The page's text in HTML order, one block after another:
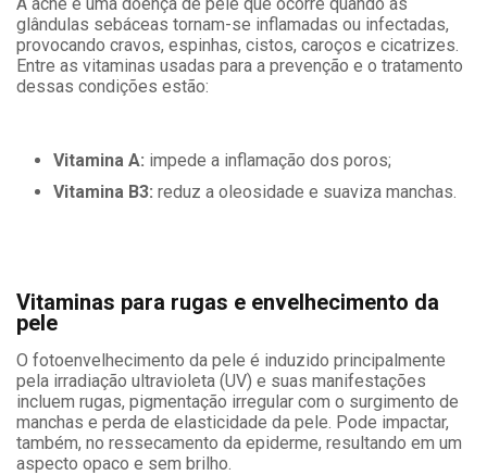
glândulas sebáceas tornam-se inflamadas ou infectadas,
provocando cravos, espinhas, cistos, caroços e cicatrizes.
Entre as vitaminas usadas para a prevenção e o tratamento
dessas condições estão:
Vitamina A: impede a inflamação dos poros;
Vitamina B3: reduz a oleosidade e suaviza manchas.
Vitaminas para rugas e envelhecimento da
pele
O fotoenvelhecimento da pele é induzido principalmente
pela irradiação ultravioleta (UV) e suas manifestações
incluem rugas, pigmentação irregular com o surgimento de
manchas e perda de elasticidade da pele. Pode impactar,
também, no ressecamento da epiderme, resultando em um
aspecto opaco e sem brilho.